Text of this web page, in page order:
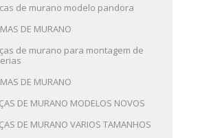
de murano modelo pandora
DE MURANO
de murano para montagem de
DE MURANO
DE MURANO MODELOS NOVOS
DE MURANO VARIOS TAMANHOS